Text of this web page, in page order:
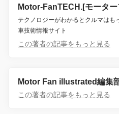
Motor-FanTECH.[モータ
テクノロジーがわかるとクルマはも
車技術情報サイト
この著者の記事をもっと見る
Motor Fan illustrated編集
この著者の記事をもっと見る